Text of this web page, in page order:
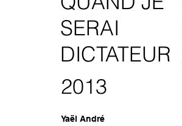
SERAI
DICTATEUR
2013
Yaël André